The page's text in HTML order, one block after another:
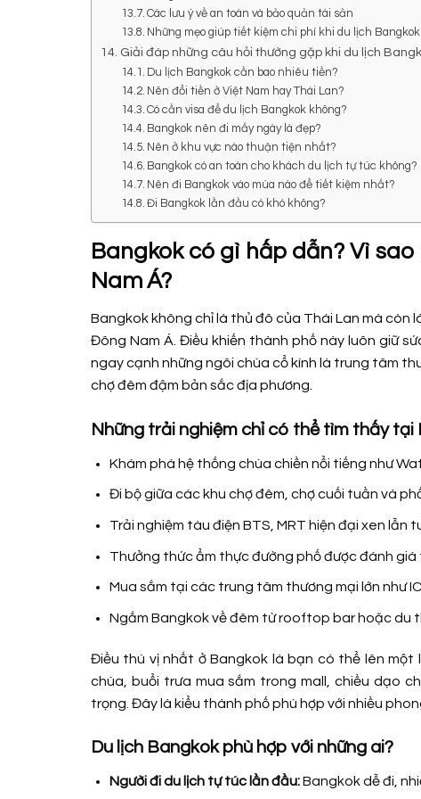
Các lưu ý về an toàn và bảo quản tài sản
Những mẹo giúp tiết kiệm chi phí khi du lịch Bangkok
Giải đáp những câu hỏi thường gặp khi du lịch
Du lịch Bangkok cần bao nhiêu tiền?
Nên đổi tiền ở Việt Nam hay Thái Lan?
Có cần visa để du lịch Bangkok không?
Bangkok nên đi mấy ngày là đẹp?
Nên ở khu vực nào thuận tiện nhất?
Bangkok có an toàn cho khách du lịch tự túc không?
Nên đi Bangkok vào mùa nào để tiết kiệm nhất?
Đi Bangkok lần đầu có khó không?
Bangkok có gì hấp dẫn? Vì
Nam Á?
Bangkok không chỉ là thủ đô của Thái Lan mà còn
Đông Nam Á. Điều khiến thành phố này luôn giữ
ngay cạnh những ngôi chùa cổ kính là trung tâm
chợ đêm đậm bản sắc địa phương.
Những trải nghiệm chỉ có thể tìm thấy tại
Khám phá hệ thống chùa chiền nổi tiếng như
Đi bộ giữa các khu chợ đêm, chợ cuối tuần và
Trải nghiệm tàu điện BTS, MRT hiện đại xen lẫn
Thưởng thức ẩm thực đường phố được đánh
Mua sắm tại các trung tâm thương mại lớn như
Ngắm Bangkok về đêm từ rooftop bar hoặc du
Điều thú vị nhất ở Bangkok là bạn có thể lên
chùa, buổi trưa mua sắm trong mall, chiều dạo
trọng. Đây là kiểu thành phố phù hợp với nhiều
Du lịch Bangkok phù hợp với những ai?
Người đi du lịch tự túc lần đầu:Bangkok dễ đi,